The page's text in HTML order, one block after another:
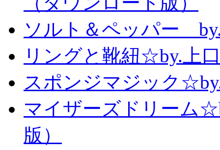
ソルト＆ペッパー
リングと靴紐☆by.上
スポンジマジック
マイザーズドリーム
版）